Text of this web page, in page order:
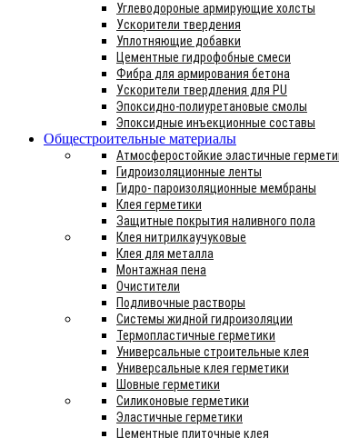
Углеводороные армирующие холсты
Ускорители твердения
Уплотняющие добавки
Цементные гидрофобные смеси
Фибра для армирования бетона
Ускорители твердления для PU
Эпоксидно-полиуретановые смолы
Эпоксидные инъекционные составы
Общестроительные материалы
Атмосферостойкие эластичные
Гидроизоляционные ленты
Гидро- пароизоляционные мембраны
Клея герметики
Защитные покрытия наливного пола
Клея нитрилкаучуковые
Клея для металла
Монтажная пена
Очистители
Подливочные растворы
Системы жидной гидроизоляции
Термопластичные герметики
Универсальные строительные клея
Универсальные клея герметики
Шовные герметики
Силиконовые герметики
Эластичные герметики
Цементные плиточные клея